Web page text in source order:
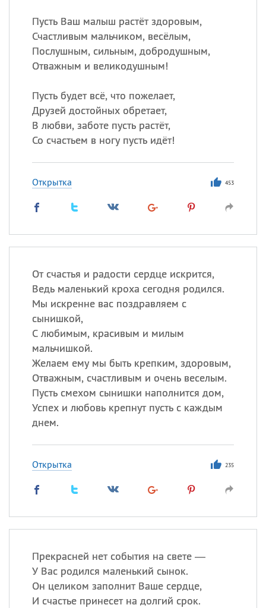
Пусть Ваш малыш растёт здоровым,
Счастливым мальчиком, весёлым,
Послушным, сильным, добродушным,
Отважным и великодушным!
Пусть будет всё, что пожелает,
Друзей достойных обретает,
В любви, заботе пусть растёт,
Со счастьем в ногу пусть идёт!
Открытка 453
От счастья и радости сердце искрится,
Ведь маленький кроха сегодня родился.
Мы искренне вас поздравляем с
сынишкой,
С любимым, красивым и милым
мальчишкой.
Желаем ему мы быть крепким, здоровым,
Отважным, счастливым и очень веселым.
Пусть смехом сынишки наполнится дом,
Успех и любовь крепнут пусть с каждым
днем.
Открытка 235
Прекрасней нет события на свете —
У Вас родился маленький сынок.
Он целиком заполнит Ваше сердце,
И счастье принесет на долгий срок.